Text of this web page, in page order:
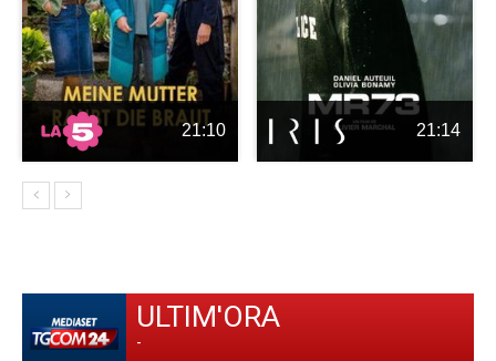
21:10 21:14
ULTIM'ORA
-